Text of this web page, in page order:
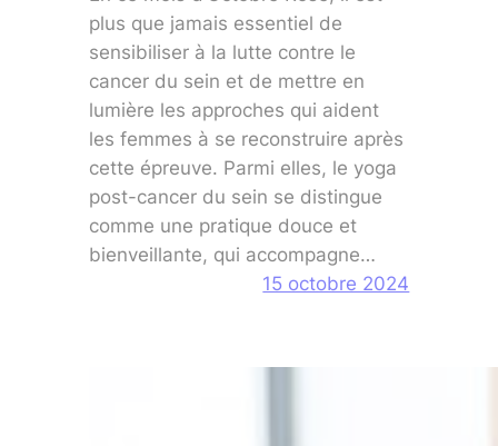
plus que jamais essentiel de
sensibiliser à la lutte contre le
cancer du sein et de mettre en
lumière les approches qui aident
les femmes à se reconstruire après
cette épreuve. Parmi elles, le yoga
post-cancer du sein se distingue
comme une pratique douce et
bienveillante, qui accompagne…
15 octobre 2024